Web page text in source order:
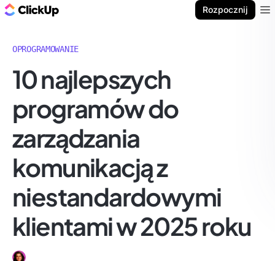
Rozpocznij
OPROGRAMOWANIE
10 najlepszych
programów do
zarządzania
komunikacją z
niestandardowymi
klientami w 2025 roku